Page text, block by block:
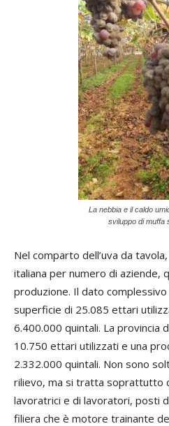
La nebbia e il caldo
sviluppo di muffa
Nel comparto dell’uva da
italiana per numero di aziende,
produzione. Il dato
superficie di 25.085 ettari
6.400.000 quintali. La provincia
10.750 ettari utilizzati e una
2.332.000 quintali. Non sono
rilievo, ma si tratta soprattutto
lavoratrici e di lavoratori, posti
filiera che è motore trainante